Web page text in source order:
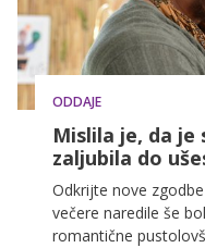
ODDAJE
Mislila je, da je
zaljubila do
Odkrijte nove
večere naredile še
romantične